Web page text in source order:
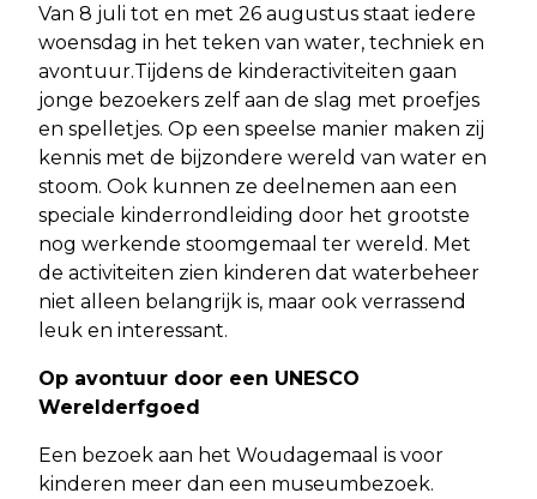
Van 8 juli tot en met 26 augustus staat iedere
woensdag in het teken van water, techniek en
avontuur.Tijdens de kinderactiviteiten gaan
jonge bezoekers zelf aan de slag met proefjes
en spelletjes. Op een speelse manier maken zij
kennis met de bijzondere wereld van water en
stoom. Ook kunnen ze deelnemen aan een
speciale kinderrondleiding door het grootste
nog werkende stoomgemaal ter wereld. Met
de activiteiten zien kinderen dat waterbeheer
niet alleen belangrijk is, maar ook verrassend
leuk en interessant.
Op avontuur door een UNESCO
Werelderfgoed
Een bezoek aan het Woudagemaal is voor
kinderen meer dan een museumbezoek.